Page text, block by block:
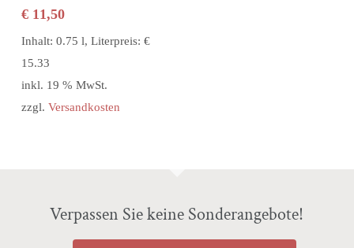
€11,50
Inhalt: 0.75 l, Literpreis: €
15.33
inkl. 19 % MwSt.
zzgl. Versandkosten
Verpassen Sie keine Sonderangebote!